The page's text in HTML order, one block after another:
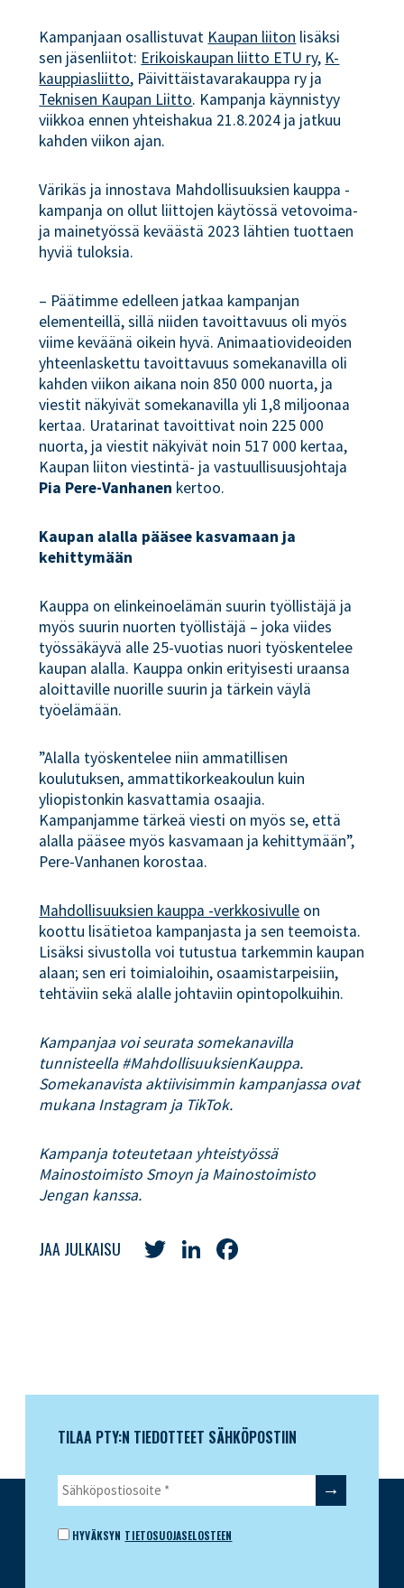
Kampanjaan osallistuvat Kaupan liiton lisäksi
sen jäsenliitot: Erikoiskaupan liitto ETU ry, K-
kauppiasliitto, Päivittäistavarakauppa ry ja
Teknisen Kaupan Liitto. Kampanja käynnistyy
viikkoa ennen yhteishakua 21.8.2024 ja jatkuu
kahden viikon ajan.
Värikäs ja innostava Mahdollisuuksien kauppa -
kampanja on ollut liittojen käytössä vetovoima-
ja mainetyössä keväästä 2023 lähtien tuottaen
hyviä tuloksia.
– Päätimme edelleen jatkaa kampanjan
elementeillä, sillä niiden tavoittavuus oli myös
viime keväänä oikein hyvä. Animaatiovideoiden
yhteenlaskettu tavoittavuus somekanavilla oli
kahden viikon aikana noin 850 000 nuorta, ja
viestit näkyivät somekanavilla yli 1,8 miljoonaa
kertaa. Uratarinat tavoittivat noin 225 000
nuorta, ja viestit näkyivät noin 517 000 kertaa,
Kaupan liiton viestintä- ja vastuullisuusjohtaja
Pia Pere-Vanhanen kertoo.
Kaupan alalla pääsee kasvamaan ja
kehittymään
Kauppa on elinkeinoelämän suurin työllistäjä ja
myös suurin nuorten työllistäjä – joka viides
työssäkäyvä alle 25-vuotias nuori työskentelee
kaupan alalla. Kauppa onkin erityisesti uraansa
aloittaville nuorille suurin ja tärkein väylä
työelämään.
”Alalla työskentelee niin ammatillisen
koulutuksen, ammattikorkeakoulun kuin
yliopistonkin kasvattamia osaajia.
Kampanjamme tärkeä viesti on myös se, että
alalla pääsee myös kasvamaan ja kehittymään”,
Pere-Vanhanen korostaa.
Mahdollisuuksien kauppa -verkkosivulle on
koottu lisätietoa kampanjasta ja sen teemoista.
Lisäksi sivustolla voi tutustua tarkemmin kaupan
alaan; sen eri toimialoihin, osaamistarpeisiin,
tehtäviin sekä alalle johtaviin opintopolkuihin.
Kampanjaa voi seurata somekanavilla
tunnisteella #MahdollisuuksienKauppa.
Somekanavista aktiivisimmin kampanjassa ovat
mukana Instagram ja TikTok.
Kampanja toteutetaan yhteistyössä
Mainostoimisto Smoyn ja Mainostoimisto
Jengan kanssa.
JAA JULKAISU TwitterLinkedIn
TILAA PTY:N TIEDOTTEET SÄHKÖPOSTIIN
HYVÄKSYN TIETOSUOJASELOSTEEN